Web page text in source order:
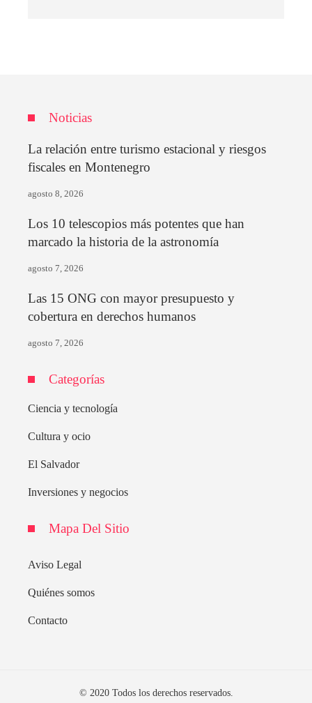
Noticias
La relación entre turismo estacional y riesgos
fiscales en Montenegro
agosto 8, 2026
Los 10 telescopios más potentes que han
marcado la historia de la astronomía
agosto 7, 2026
Las 15 ONG con mayor presupuesto y
cobertura en derechos humanos
agosto 7, 2026
Categorías
Ciencia y tecnología
Cultura y ocio
El Salvador
Inversiones y negocios
Mapa Del Sitio
Aviso Legal
Quiénes somos
Contacto
© 2020 Todos los derechos reservados.